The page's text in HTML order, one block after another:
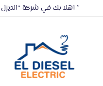
اهلا بك في شركة “الديزل ”